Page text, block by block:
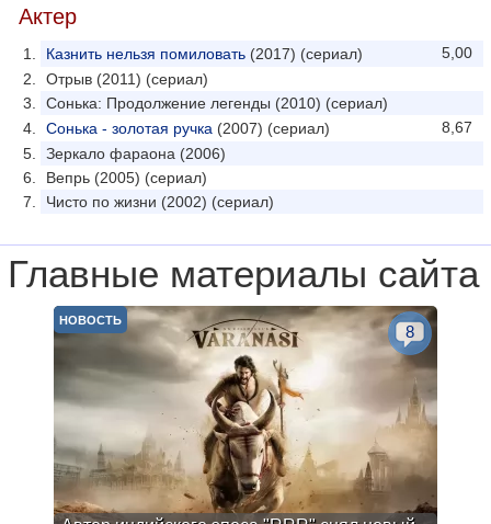
Актер
5,00
Казнить нельзя помиловать (2017) (сериал)
Отрыв (2011) (сериал)
Сонька: Продолжение легенды (2010) (сериал)
8,67
Сонька - золотая ручка (2007) (сериал)
Зеркало фараона (2006)
Вепрь (2005) (сериал)
Чисто по жизни (2002) (сериал)
Главные материалы сайта
НОВОСТЬ
8